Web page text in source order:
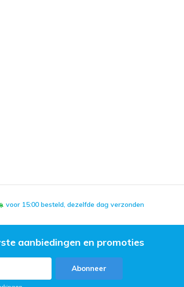
voor 15:00 besteld, dezelfde dag verzonden
aanbiedingen en promoties
Abonneer